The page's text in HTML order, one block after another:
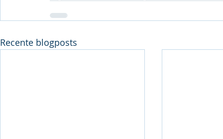
Recente blogposts